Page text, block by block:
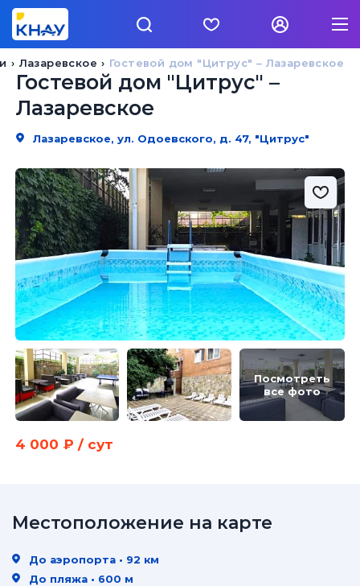
Гостевой дом "Цитрус" – Лазаревское
Лазаревское
Гостевой дом "Цитрус" –
Лазаревское
Лазаревское, ул. Одоевского, д. 47, "Цитрус"
Посмотреть
все фото
4 000 ₽ / сут
Местоположение на карте
До аэропорта • 92 км
До пляжа • 600 м